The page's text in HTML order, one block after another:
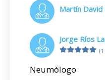
Martín
Jorge Ríos
Neumólogo